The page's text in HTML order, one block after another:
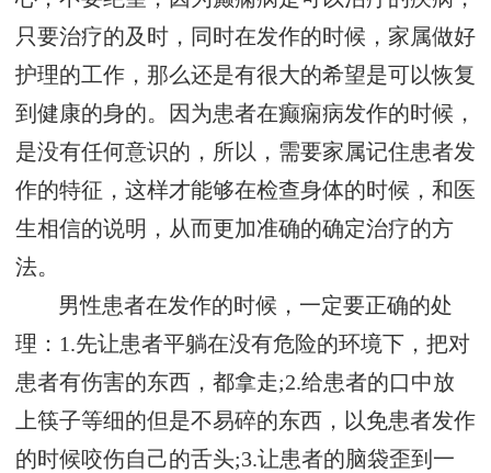
只要治疗的及时，同时在发作的时候，家属做好
护理的工作，那么还是有很大的希望是可以恢复
到健康的身的。因为患者在癫痫病发作的时候，
是没有任何意识的，所以，需要家属记住患者发
作的特征，这样才能够在检查身体的时候，和医
生相信的说明，从而更加准确的确定治疗的方
法。
男性患者在发作的时候，一定要正确的处
理：1.先让患者平躺在没有危险的环境下，把对
患者有伤害的东西，都拿走;2.给患者的口中放
上筷子等细的但是不易碎的东西，以免患者发作
的时候咬伤自己的舌头;3.让患者的脑袋歪到一